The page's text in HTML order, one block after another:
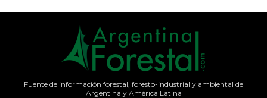
Fuente de información forestal, foresto-industrial y ambiental de
Argentina y América Latina